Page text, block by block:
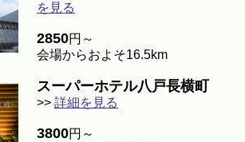
を見る
2850円～
会場からおよそ16.5km
スーパーホテル八戸長横町
>> 詳細を見る
3800円～